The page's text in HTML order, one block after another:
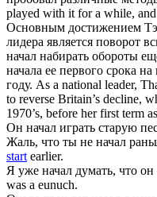
played with it for a while,
Основным достижением
лидера является поворот
начал набирать обороты
начала ее первого срока
году. As a national leader,
to reverse Britain’s decline,
1970’s, before her first term
Он начал играть старую
Жаль, что ты не начал
startearlier.
Я уже начал думать, что он
was a eunuch.